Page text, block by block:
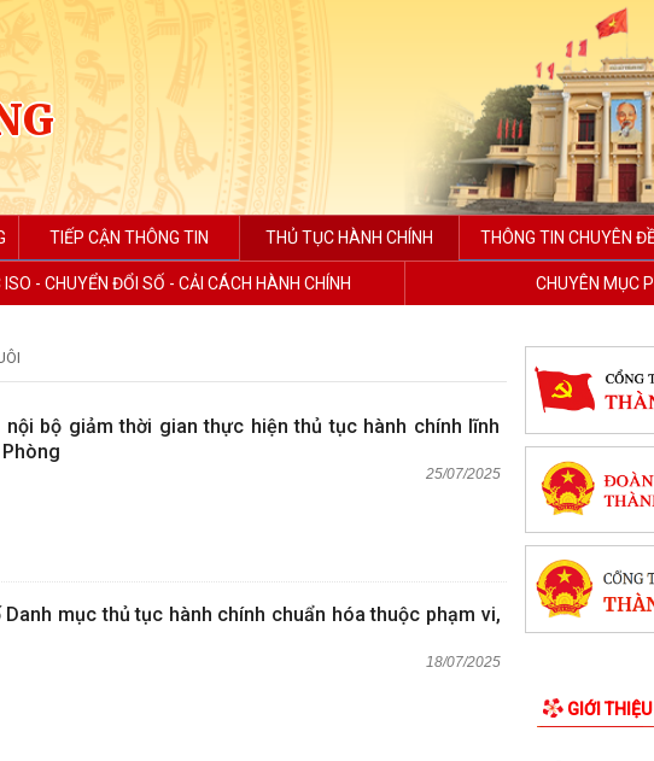
TIẾP CẬN THÔNG TIN THỦ TỤC HÀNH CHÍNH THÔNG TIN CHUYÊN
ISO - CHUYỂN ĐỔI SỐ - CẢI CÁCH HÀNH CHÍNH CHUYÊN MỤC
bộ giảm thời gian thực hiện thủ tục hành chính lĩnh
25/07/2025
mục thủ tục hành chính chuẩn hóa thuộc phạm vi,
18/07/2025
GIỚI